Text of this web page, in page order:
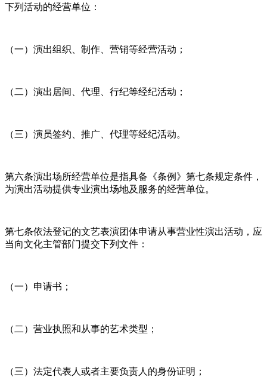
下列活动的经营单位：
（一）演出组织、制作、营销等经营活动；
（二）演出居间、代理、行纪等经纪活动；
（三）演员签约、推广、代理等经纪活动。
第六条演出场所经营单位是指具备《条例》第七条规定条件，
为演出活动提供专业演出场地及服务的经营单位。
第七条依法登记的文艺表演团体申请从事营业性演出活动，应
当向文化主管部门提交下列文件：
（一）申请书；
（二）营业执照和从事的艺术类型；
（三）法定代表人或者主要负责人的身份证明；